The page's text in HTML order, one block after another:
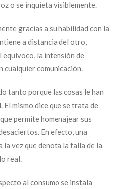
o se inquieta visiblemente.
gracias a su habilidad con la
a distancia del otro,
equívoco, la intensión de
cualquier comunicación.
tanto porque las cosas le han
El mismo dice que se trata de
permite homenajear sus
En efecto, una
la vez que denota la falla de la
real.
al consumo se instala